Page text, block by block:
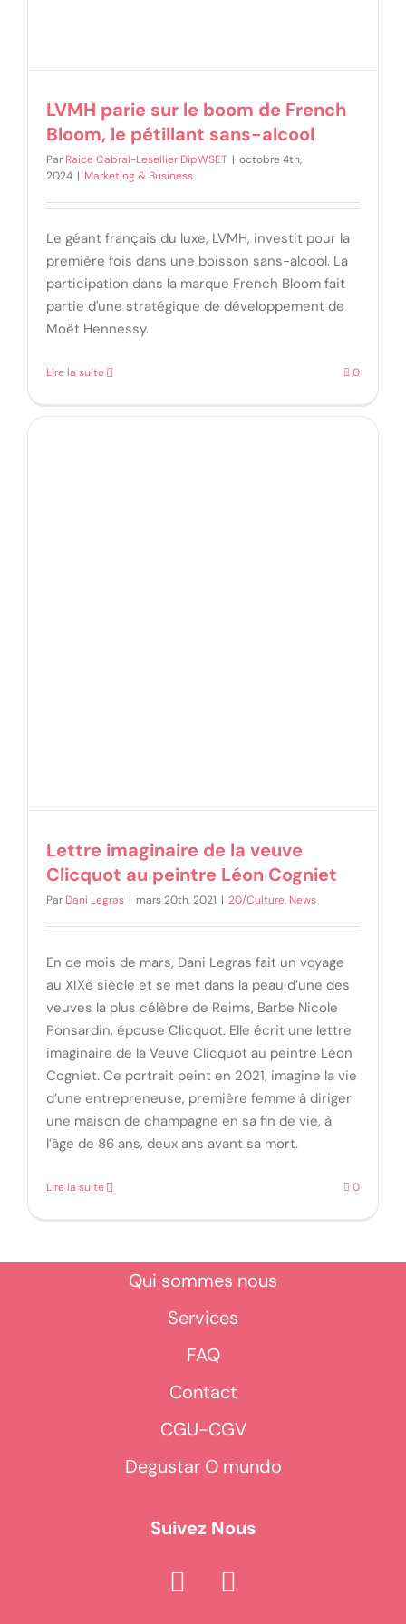
LVMH parie sur le boom de French
Bloom, le pétillant sans-alcool
Par Raice Cabral-Lesellier DipWSET | octobre 4th,
2024 | Marketing & Business
Le géant français du luxe, LVMH, investit pour la
première fois dans une boisson sans-alcool. La
participation dans la marque French Bloom fait
partie d'une stratégique de développement de
Moët Hennessy.
Lire la suite 0
Lettre imaginaire de la veuve
Clicquot au peintre Léon Cogniet
Par Dani Legras | mars 20th, 2021 | 20/Culture, News
En ce mois de mars, Dani Legras fait un voyage
au XIXè siècle et se met dans la peau d’une des
veuves la plus célèbre de Reims, Barbe Nicole
Ponsardin, épouse Clicquot. Elle écrit une lettre
imaginaire de la Veuve Clicquot au peintre Léon
Cogniet. Ce portrait peint en 2021, imagine la vie
d’une entrepreneuse, première femme à diriger
une maison de champagne en sa fin de vie, à
l’âge de 86 ans, deux ans avant sa mort.
Lire la suite 0
Qui sommes nous
Services
FAQ
Contact
CGU-CGV
Degustar O mundo
Suivez Nous